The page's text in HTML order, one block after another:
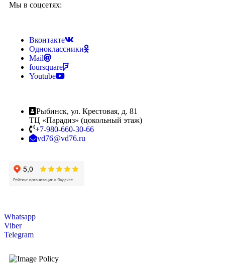
Мы в соцсетях:
Вконтакте
Одноклассники
Mail
foursquare
Youtube
Рыбинск, ул. Крестовая, д. 81
ТЦ «Парадиз» (цокольный этаж)
+7-980-660-30-66
vd76@vd76.ru
Whatsapp
Viber
Telegram